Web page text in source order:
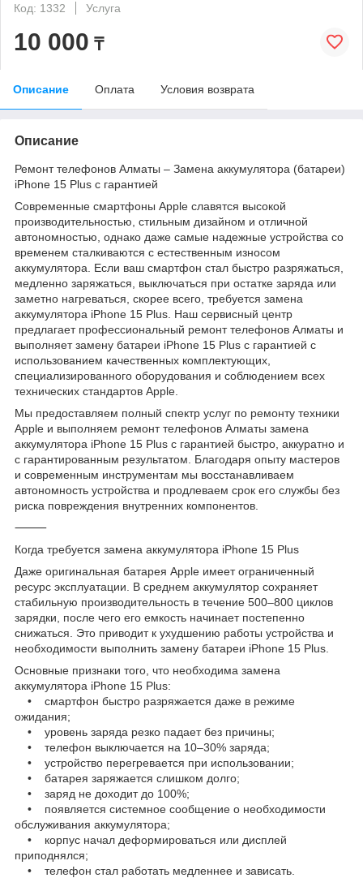
Код: 1332 Услуга
10 000 ₸
Описание Оплата Условия возврата
Описание
Ремонт телефонов Алматы – Замена аккумулятора (батареи)
iPhone 15 Plus с гарантией
Современные смартфоны Apple славятся высокой
производительностью, стильным дизайном и отличной
автономностью, однако даже самые надежные устройства со
временем сталкиваются с естественным износом
аккумулятора. Если ваш смартфон стал быстро разряжаться,
медленно заряжаться, выключаться при остатке заряда или
заметно нагреваться, скорее всего, требуется замена
аккумулятора iPhone 15 Plus. Наш сервисный центр
предлагает профессиональный ремонт телефонов Алматы и
выполняет замену батареи iPhone 15 Plus с гарантией с
использованием качественных комплектующих,
специализированного оборудования и соблюдением всех
технических стандартов Apple.
Мы предоставляем полный спектр услуг по ремонту техники
Apple и выполняем ремонт телефонов Алматы замена
аккумулятора iPhone 15 Plus с гарантией быстро, аккуратно и
с гарантированным результатом. Благодаря опыту мастеров
и современным инструментам мы восстанавливаем
автономность устройства и продлеваем срок его службы без
риска повреждения внутренних компонентов.
⸻
Когда требуется замена аккумулятора iPhone 15 Plus
Даже оригинальная батарея Apple имеет ограниченный
ресурс эксплуатации. В среднем аккумулятор сохраняет
стабильную производительность в течение 500–800 циклов
зарядки, после чего его емкость начинает постепенно
снижаться. Это приводит к ухудшению работы устройства и
необходимости выполнить замену батареи iPhone 15 Plus.
Основные признаки того, что необходима замена
аккумулятора iPhone 15 Plus:
• смартфон быстро разряжается даже в режиме
ожидания;
• уровень заряда резко падает без причины;
• телефон выключается на 10–30% заряда;
• устройство перегревается при использовании;
• батарея заряжается слишком долго;
• заряд не доходит до 100%;
• появляется системное сообщение о необходимости
обслуживания аккумулятора;
• корпус начал деформироваться или дисплей
приподнялся;
• телефон стал работать медленнее и зависать.